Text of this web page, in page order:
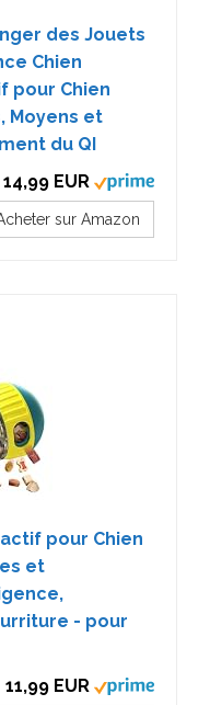
des Jouets
Chien
pour Chien
Moyens et
du QI
14,99 EUR
sur Amazon
pour Chien
et
- pour
11,99 EUR